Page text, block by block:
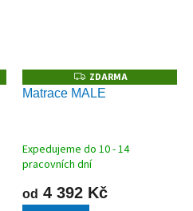
Z
D
A
ZDARMA
Matrace MALE
Expedujeme do 10 - 14
pracovních dní
od 4 392 Kč